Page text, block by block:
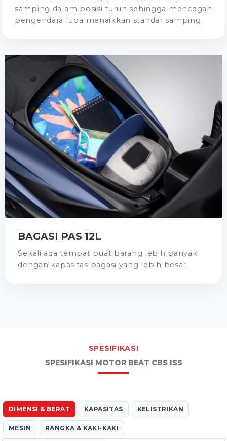
samping dalam posisi turun sehingga mencegah
pengendara lupa menaikkan standar samping
BAGASI PAS 12L
Sekali ada tempat buat barang lebih banyak
dengan kapasitas bagasi yang lebih besar.
SPESIFIKASI
SPESIFIKASI MOTOR BEAT CBS ISS
DIMENSI & BERAT KAPASITAS KELISTRIKAN
MESIN RANGKA & KAKI-KAKI